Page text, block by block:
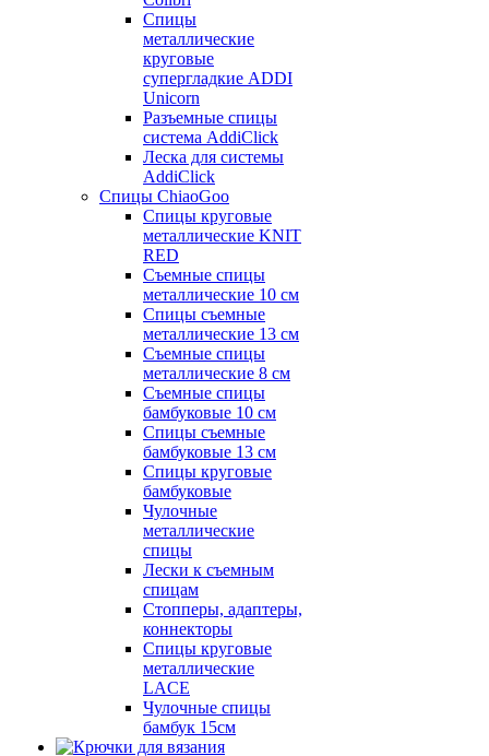
Спицы
металлические
круговые
супергладкие ADDI
Unicorn
Разъемные спицы
система AddiClick
Леска для системы
AddiClick
Спицы ChiaoGoo
Спицы круговые
металлические KNIT
RED
Съемные спицы
металлические 10 см
Спицы съемные
металлические 13 см
Съемные спицы
металлические 8 см
Съемные спицы
бамбуковые 10 см
Спицы съемные
бамбуковые 13 см
Спицы круговые
бамбуковые
Чулочные
металлические
спицы
Лески к съемным
спицам
Стопперы, адаптеры,
коннекторы
Спицы круговые
металлические
LACE
Чулочные спицы
бамбук 15см